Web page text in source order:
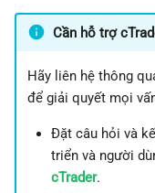
Cần hỗ trợ
Hãy liên hệ thông
để giải quyết mọi
Đặt câu hỏi và
triển và người
cTrader.